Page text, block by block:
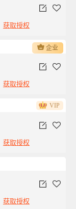
获取授权
企业
获取授权
VIP
获取授权
获取授权